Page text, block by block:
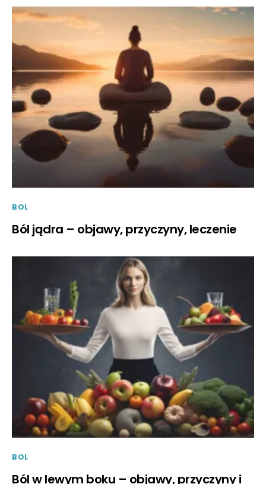
BOL
Ból jądra – objawy, przyczyny, leczenie
BOL
Ból w lewym boku – objawy, przyczyny i